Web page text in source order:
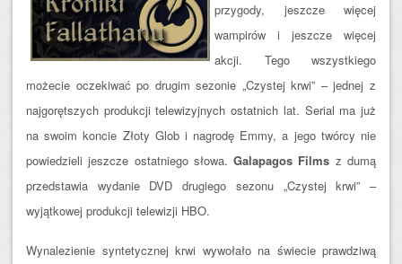
przygody, jeszcze więcej
wampirów i jeszcze więcej
akcji. Tego wszystkiego
możecie oczekiwać po drugim sezonie „Czystej krwi” – jednej z
najgorętszych produkcji telewizyjnych ostatnich lat. Serial ma już
na swoim koncie Złoty Glob i nagrodę Emmy, a jego twórcy nie
powiedzieli jeszcze ostatniego słowa.Galapagos Films z dumą
przedstawia wydanie DVD drugiego sezonu „Czystej krwi” –
wyjątkowej produkcji telewizji HBO.
Wynalezienie syntetycznej krwi wywołało na świecie prawdziwą